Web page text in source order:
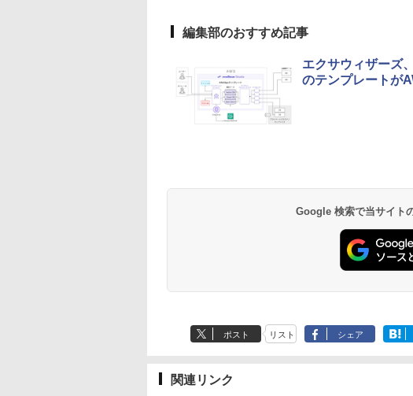
編集部のおすすめ記事
エクサウィザーズ
のテンプレートが
Google 検索で当サイト
ポスト リスト シェア
関連リンク